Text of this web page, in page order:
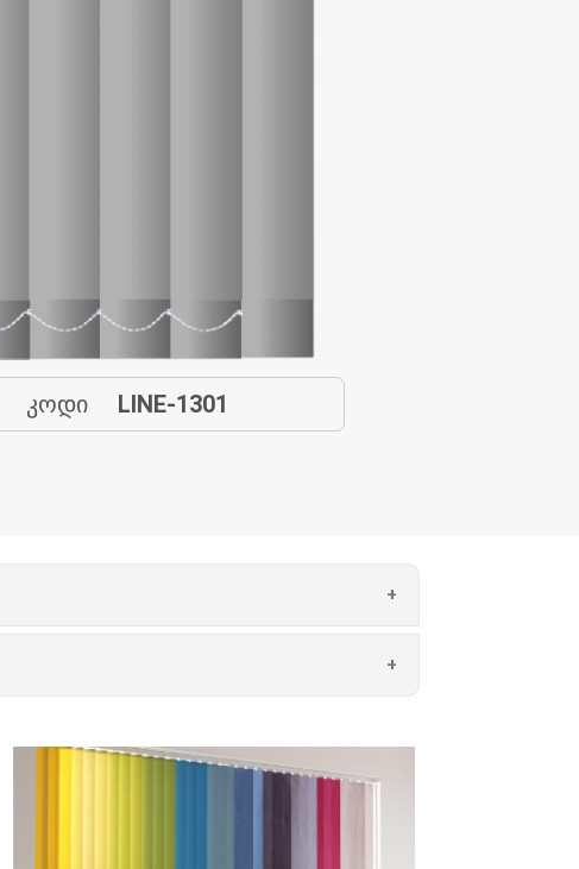
კოდი LINE-1301
ინტერიერის როგორც
სინათლის ნაკადის შემოსვლა, რაც